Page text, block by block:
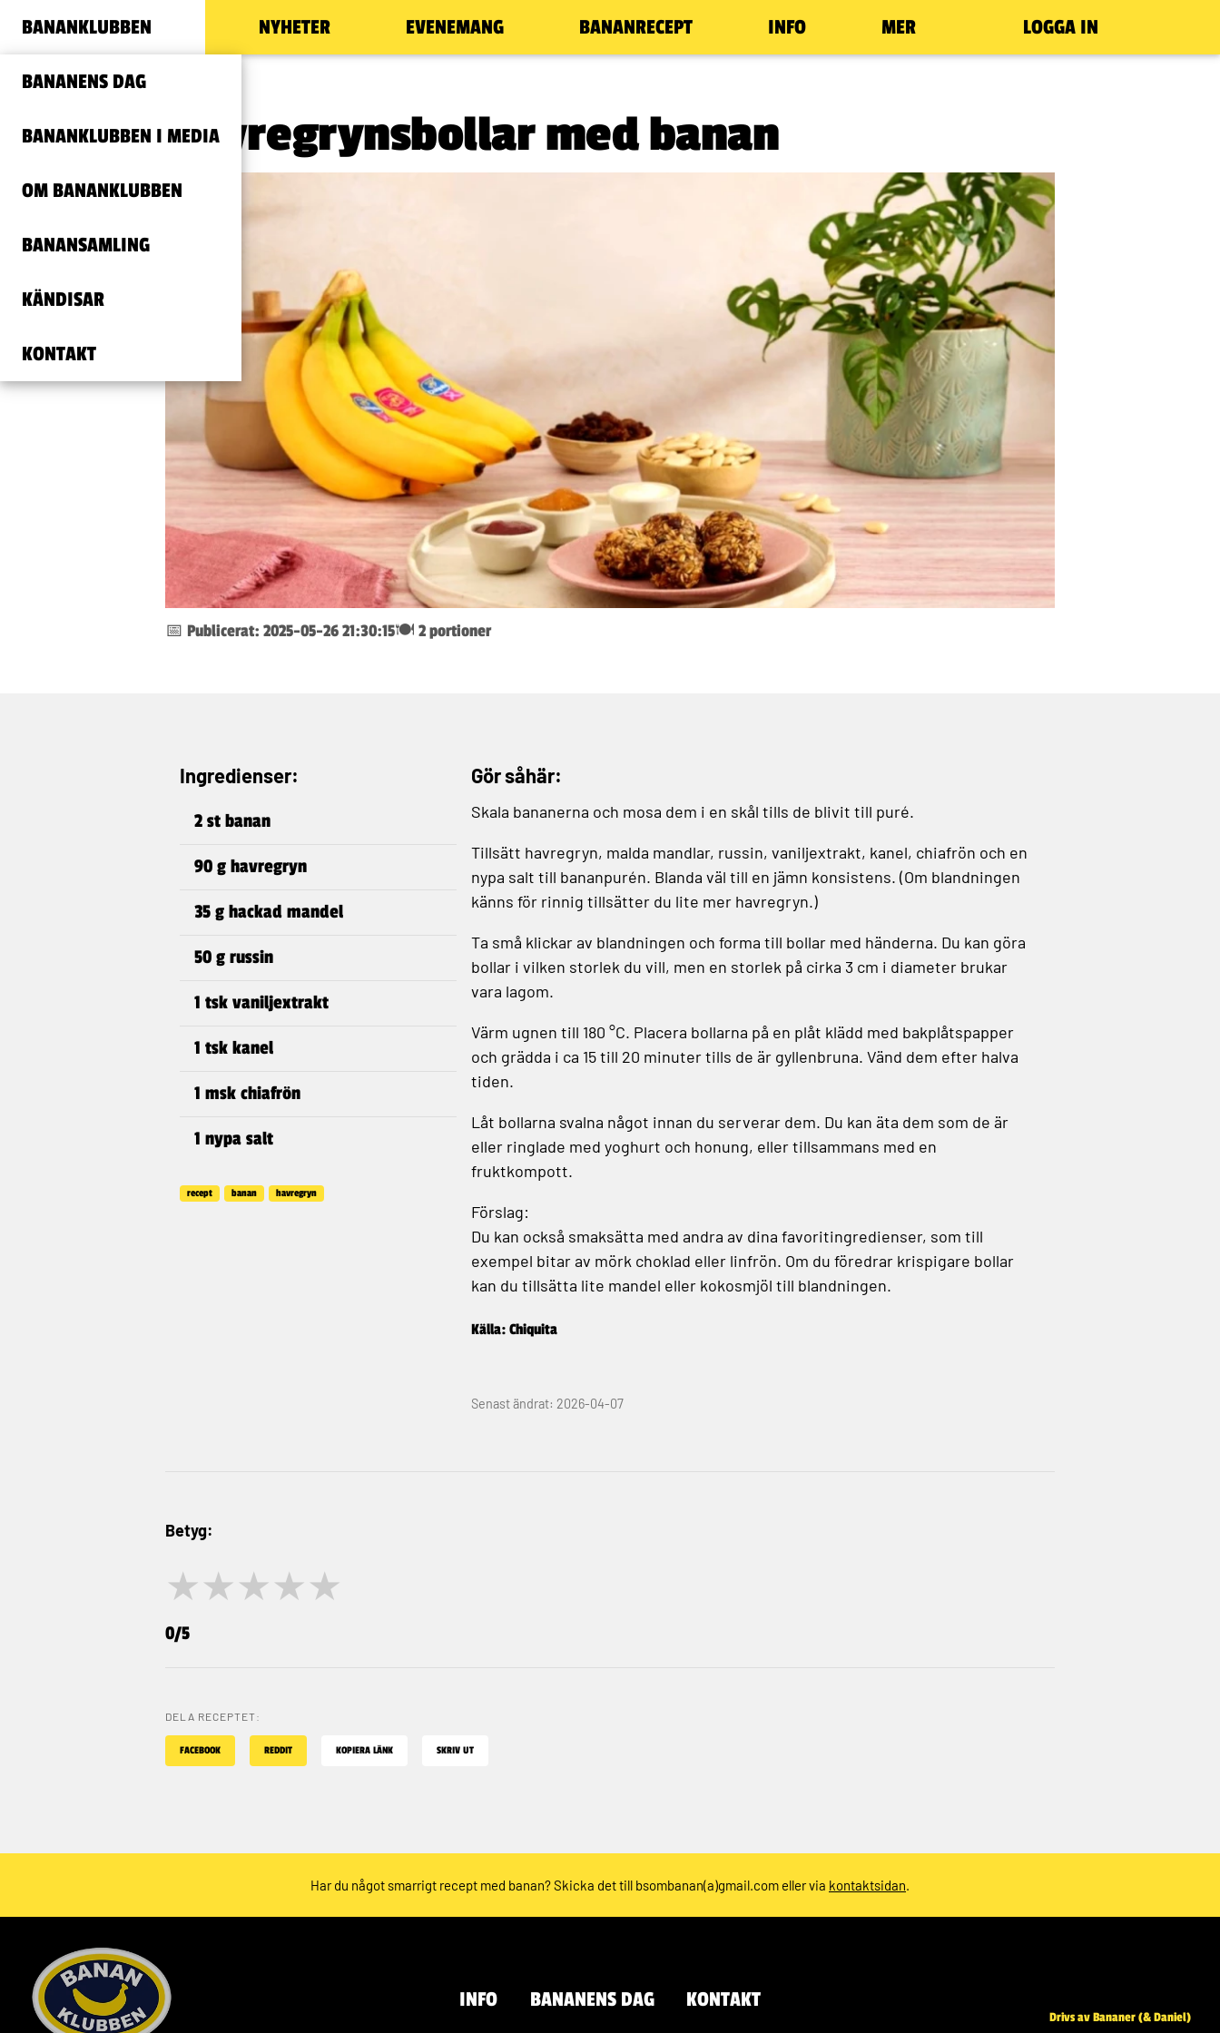
BANANKLUBBEN
BANANENS DAG
BANANKLUBBEN I MEDIA
OM BANANKLUBBEN
BANANSAMLING
KÄNDISAR
KONTAKT
NYHETER EVENEMANG BANANRECEPT INFO MER LOGGA IN
Havregrynsbollar med banan
📅 Publicerat: 2025-05-26 21:30:15🍽️ 2 portioner
Ingredienser:
2 st banan
90 g havregryn
35 g hackad mandel
50 g russin
1 tsk vaniljextrakt
1 tsk kanel
1 msk chiafrön
1 nypa salt
recept banan havregryn
Gör såhär:
Skala bananerna och mosa dem i en skål tills de blivit till puré.
Tillsätt havregryn, malda mandlar, russin, vaniljextrakt, kanel, chiafrön och en
nypa salt till bananpurén. Blanda väl till en jämn konsistens. (Om blandningen
känns för rinnig tillsätter du lite mer havregryn.)
Ta små klickar av blandningen och forma till bollar med händerna. Du kan göra
bollar i vilken storlek du vill, men en storlek på cirka 3 cm i diameter brukar
vara lagom.
Värm ugnen till 180 °C. Placera bollarna på en plåt klädd med bakplåtspapper
och grädda i ca 15 till 20 minuter tills de är gyllenbruna. Vänd dem efter halva
tiden.
Låt bollarna svalna något innan du serverar dem. Du kan äta dem som de är
eller ringlade med yoghurt och honung, eller tillsammans med en
fruktkompott.
Förslag:
Du kan också smaksätta med andra av dina favoritingredienser, som till
exempel bitar av mörk choklad eller linfrön. Om du föredrar krispigare bollar
kan du tillsätta lite mandel eller kokosmjöl till blandningen.
Källa: Chiquita
Senast ändrat: 2026-04-07
Betyg:
★
★
★
★
★
0/5
DELA RECEPTET:
FACEBOOK REDDIT KOPIERA LÄNK SKRIV UT
Har du något smarrigt recept med banan? Skicka det till bsombanan(a)gmail.com eller via kontaktsidan.
INFO BANANENS DAG KONTAKT
Drivs av Bananer (& Daniel)